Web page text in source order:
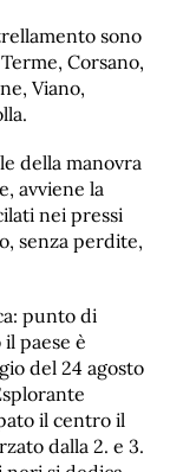
sono
Corsano,
Viano,
della manovra
avviene la
nei pressi
senza perdite,
punto di
paese è
del 24 agosto
il centro il
dalla 2. e 3.